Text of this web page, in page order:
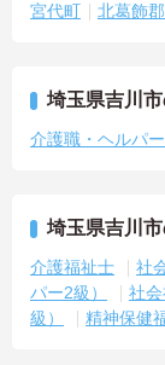
宮代町
北葛飾
埼玉県吉川
介護職・ヘルパー
埼玉県吉川
介護福祉士 社
パー2級）
社
級）
精神保健